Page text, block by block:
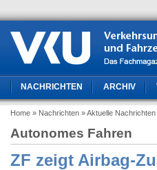
NACHRICHTEN ARCHIV
Home » Nachrichten » Aktuelle Nachrichten
Autonomes Fahren
ZF zeigt Airbag-